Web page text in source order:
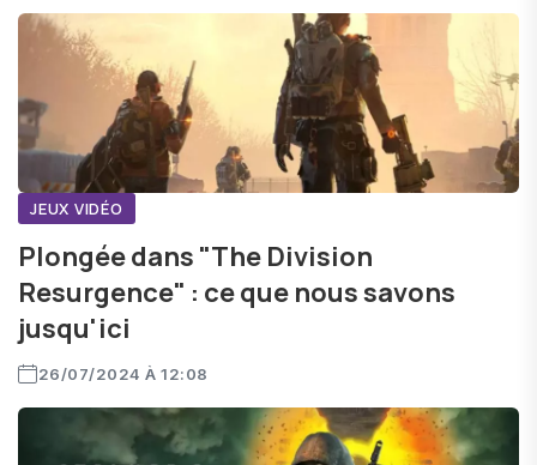
JEUX VIDÉO
Plongée dans "The Division
Resurgence" : ce que nous savons
jusqu'ici
26/07/2024 À 12:08